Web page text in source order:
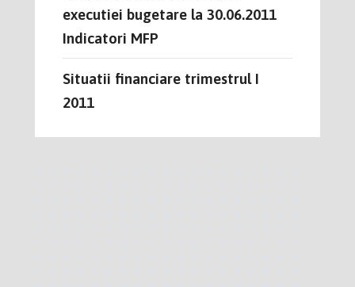
executiei bugetare la 30.06.2011
Indicatori MFP
Situatii financiare trimestrul I
2011